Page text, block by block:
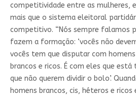
competitividade entre as mulheres,
mais que o sistema eleitoral
competitivo. “Nós sempre falamos
fazem a formação: ‘vocês não
vocês tem que disputar com
brancos e ricos. É com eles que
que não querem dividir o bolo’.
homens brancos, cis, héteros e ricos